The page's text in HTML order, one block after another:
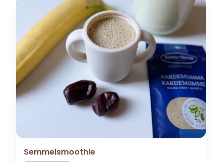
Semmelsmoothie